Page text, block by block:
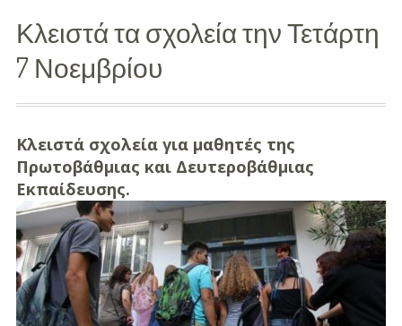
Διασκέδαση
Εκπαίδευση
Βάπτιση
Οργάνωση
Βάπτισης
Διάσημες
Βαπτίσεις
Σπίτι
Κλειστά τα σχολεία την Τετάρτη
7 Νοεμβρίου
Κλειστά σχολεία για μαθητές της
Πρωτοβάθμιας και Δευτεροβάθμιας
Εκπαίδευσης.